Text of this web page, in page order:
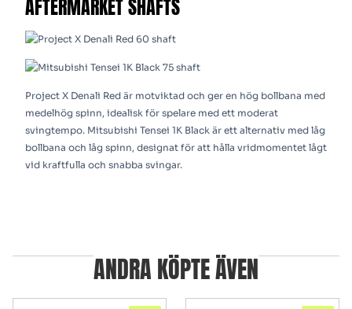
AFTERMARKET SHAFTS
Project X Denali Red är motviktad och ger en hög bollbana med
medelhög spinn, idealisk för spelare med ett moderat
svingtempo. Mitsubishi Tensei 1K Black är ett alternativ med låg
bollbana och låg spinn, designat för att hålla vridmomentet lågt
vid kraftfulla och snabba svingar.
ANDRA KÖPTE ÄVEN